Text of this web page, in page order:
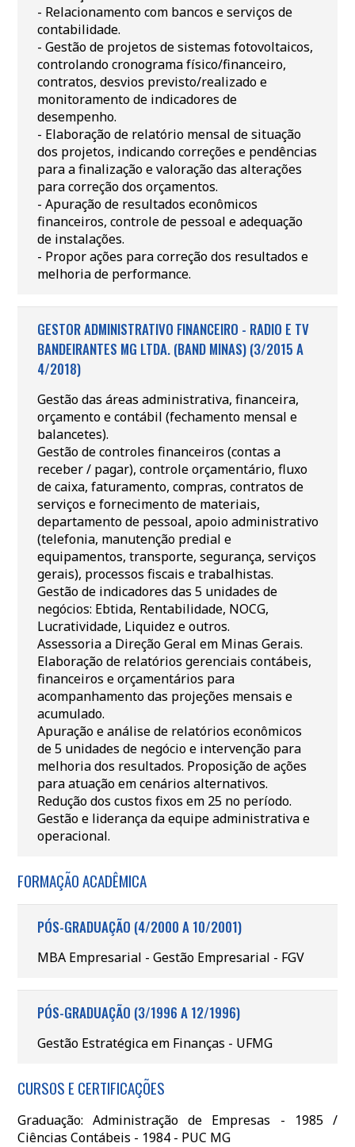
- Relacionamento com bancos e serviços de
contabilidade.
- Gestão de projetos de sistemas fotovoltaicos,
controlando cronograma físico/financeiro,
contratos, desvios previsto/realizado e
monitoramento de indicadores de
desempenho.
- Elaboração de relatório mensal de situação
dos projetos, indicando correções e pendências
para a finalização e valoração das alterações
para correção dos orçamentos.
- Apuração de resultados econômicos
financeiros, controle de pessoal e adequação
de instalações.
- Propor ações para correção dos resultados e
melhoria de performance.
GESTOR ADMINISTRATIVO FINANCEIRO - RADIO E TV
BANDEIRANTES MG LTDA. (BAND MINAS) (3/2015 A
4/2018)
Gestão das áreas administrativa, financeira,
orçamento e contábil (fechamento mensal e
balancetes).
Gestão de controles financeiros (contas a
receber / pagar), controle orçamentário, fluxo
de caixa, faturamento, compras, contratos de
serviços e fornecimento de materiais,
departamento de pessoal, apoio administrativo
(telefonia, manutenção predial e
equipamentos, transporte, segurança, serviços
gerais), processos fiscais e trabalhistas.
Gestão de indicadores das 5 unidades de
negócios: Ebtida, Rentabilidade, NOCG,
Lucratividade, Liquidez e outros.
Assessoria a Direção Geral em Minas Gerais.
Elaboração de relatórios gerenciais contábeis,
financeiros e orçamentários para
acompanhamento das projeções mensais e
acumulado.
Apuração e análise de relatórios econômicos
de 5 unidades de negócio e intervenção para
melhoria dos resultados. Proposição de ações
para atuação em cenários alternativos.
Redução dos custos fixos em 25 no período.
Gestão e liderança da equipe administrativa e
operacional.
FORMAÇÃO ACADÊMICA
PÓS-GRADUAÇÃO (4/2000 A 10/2001)
MBA Empresarial - Gestão Empresarial - FGV
PÓS-GRADUAÇÃO (3/1996 A 12/1996)
Gestão Estratégica em Finanças - UFMG
CURSOS E CERTIFICAÇÕES
Graduação: Administração de Empresas - 1985 /
Ciências Contábeis - 1984 - PUC MG